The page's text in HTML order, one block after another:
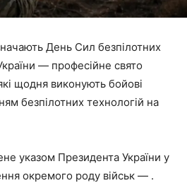
День Сил безпілотних
— професійне свято
щодня виконують бойові
безпілотних технологій на
указом Президента України у
окремого роду військ — .